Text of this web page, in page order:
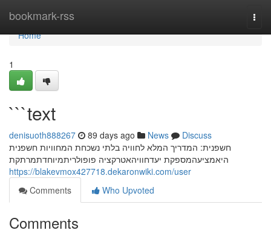
bookmark-rss
Home
Home
1
```text
denisuoth888267 89 days ago News
Discuss
חשפנית: המדריך המלא לחוויה בלתי נשכחת המחוויות חשפנית
היאמציעהמספקת יעדחוויהאטרקציה פופולריתמיוחדתמרתקת
https://blakevmox427718.dekaronwiki.com/user
Comments
Who Upvoted
Comments